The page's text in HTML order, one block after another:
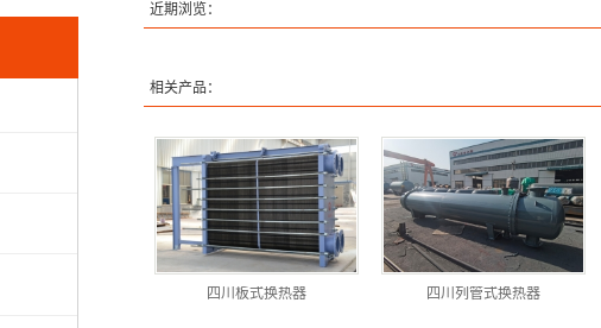
近期浏览：
相关产品：
四川板式换热器 四川列管式换热器